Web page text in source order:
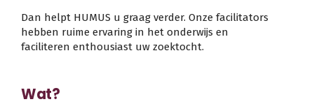
Dan helpt HUMUS u graag verder. Onze facilitators
hebben ruime ervaring in het onderwijs en
faciliteren enthousiast uw zoektocht.
Wat?